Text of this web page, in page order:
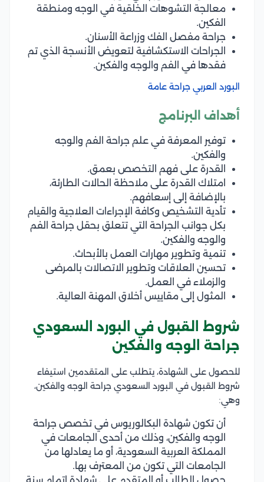
معالجة التشوهات الخلقية في الوجه ومنطقة
الفكين.
جراحة مفصل الفك وزراعة الأسنان.
الجراحات الاستكشافية لتعويض الأنسجة الذي تم
فقدها في الفم والوجه والفكين.
البورد العربي جراحة عامة
أهداف البرنامج
توفير المعرفة في علم جراحة الفم والوجه
والفكين.
القدرة على فهم التخصص بعمق.
امتلاك القدرة على ملاحظة الحالات الطارئة،
بالإضافة إلى إسعافهم.
تأدية التشخيص وكافة الإجراءات العلاجية والقيام
بكل جوانب الجراحة التي تتعلق بحقل جراحة الفم
والوجه والفكين.
تنمية وتطوير مهارات العمل بالأبحاث.
تحسين العلاقات وتطوير الاتصالات بالمرضى
والزملاء في العمل.
المثول إلى مقاييس أخلاق المهنة العالية.
شروط القبول في البورد السعودي
جراحة الوجه والفكين
للحصول على الشهادة، يتطلب على المتقدمين استيفاء
شروط القبول في البورد السعودي جراحة الوجه والفكين،
وهي:
أن تكون شهادة البكالوريوس في تخصص جراحة
الوجه والفكين، وذلك من أحدى الجامعات في
المملكة العربية السعودية، أو ما يعادلها من
الجامعات التي تكون من المعترف بها.
حصول الطالب أو المتقدم على شهادة إتمام سنة